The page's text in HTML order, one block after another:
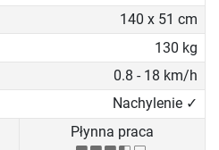
140 x 51 cm
130 kg
0.8 - 18 km/h
Nachylenie ✓
Płynna praca